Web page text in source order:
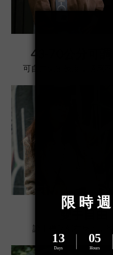
43-70公分
可自由調節長度，適應不
雙手自由
讓手機時刻在身上，